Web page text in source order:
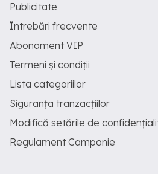
Publicitate
Întrebări frecvente
Abonament VIP
Termeni și condiții
Lista categoriilor
Siguranța tranzacțiilor
Modifică setările de
Regulament Campanie